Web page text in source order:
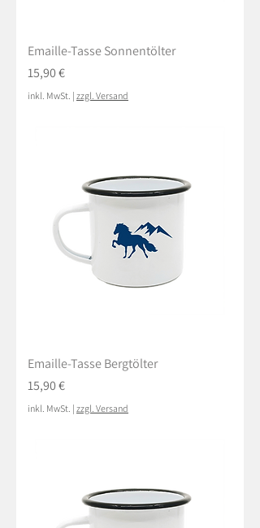
Emaille-Tasse Sonnentölter
Preis
15,90 €
inkl. MwSt. | zzgl. Versand
Emaille-Tasse Bergtölter
Preis
15,90 €
inkl. MwSt. | zzgl. Versand